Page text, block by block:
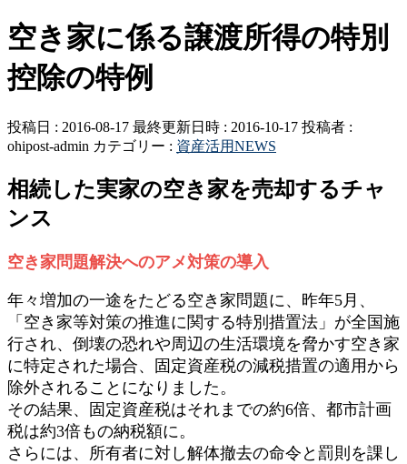
空き家に係る譲渡所得の特別
控除の特例
投稿日 : 2016-08-17 最終更新日時 : 2016-10-17 投稿者 :
ohipost-admin カテゴリー : 資産活用NEWS
相続した実家の空き家を売却するチャ
ンス
空き家問題解決へのアメ対策の導入
年々増加の一途をたどる空き家問題に、昨年5月、
「空き家等対策の推進に関する特別措置法」が全国施
行され、倒壊の恐れや周辺の生活環境を脅かす空き家
に特定された場合、固定資産税の減税措置の適用から
除外されることになりました。
その結果、固定資産税はそれまでの約6倍、都市計画
税は約3倍もの納税額に。
さらには、所有者に対し解体撤去の命令と罰則を課し